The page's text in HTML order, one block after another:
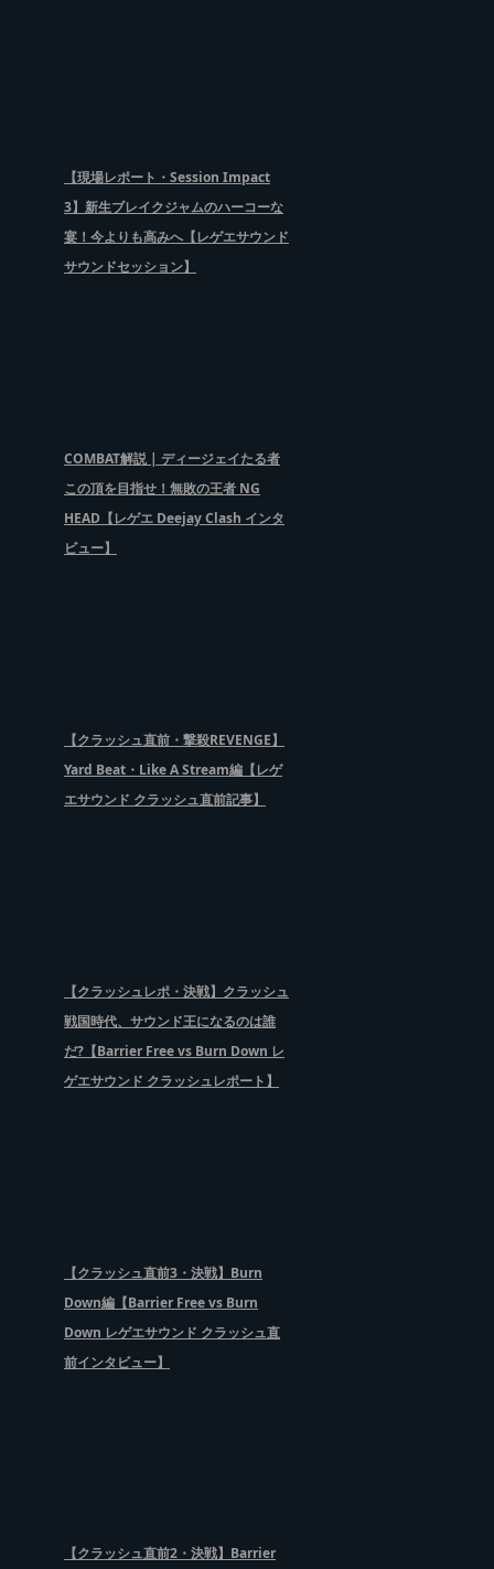
【現場レポート・Session Impact
3】新生ブレイクジャムのハーコーな
宴！今よりも高みへ【レゲエサウンド
サウンドセッション】
COMBAT解説 | ディージェイたる者
この頂を目指せ！無敗の王者 NG
HEAD【レゲエ Deejay Clash インタ
ビュー】
【クラッシュ直前・撃殺REVENGE】
Yard Beat・Like A Stream編【レゲ
エサウンド クラッシュ直前記事】
【クラッシュレポ・決戦】クラッシュ
戦国時代、サウンド王になるのは誰
だ?【Barrier Free vs Burn Down レ
ゲエサウンド クラッシュレポート】
【クラッシュ直前3・決戦】Burn
Down編【Barrier Free vs Burn
Down レゲエサウンド クラッシュ直
前インタビュー】
【クラッシュ直前2・決戦】Barrier